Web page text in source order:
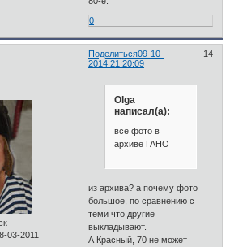
0
Поделиться 14
09-10-
2014 21:20:09
03-2011
Olga
написал(а):
все фото в
архиве ГАНО
из архива? а почему фото
большое, по сравнению с
теми что другие
выкладывают.
А Красный, 70 не может